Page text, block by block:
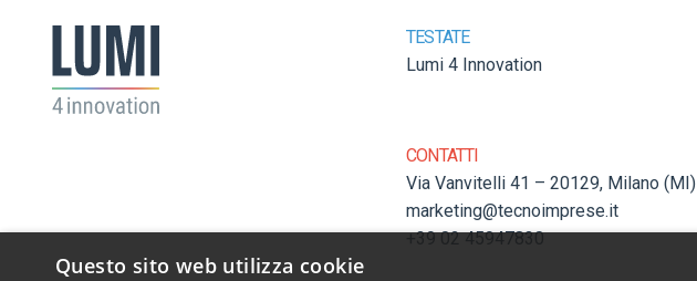
TESTATE
Lumi 4 Innovation
CONTATTI
Via Vanvitelli 41 – 20129, Milano (MI)
marketing@tecnoimprese.it
+39 02 45947830
Questo sito web utilizza cookie